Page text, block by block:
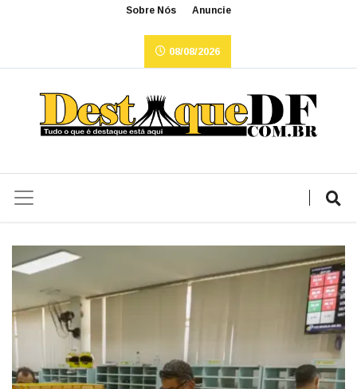
Sobre Nós Anuncie
08/08/2026